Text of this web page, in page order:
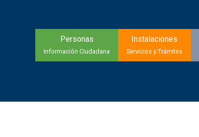
Personas
Información Ciudadana
Instalaciones
Servicios y Trámites